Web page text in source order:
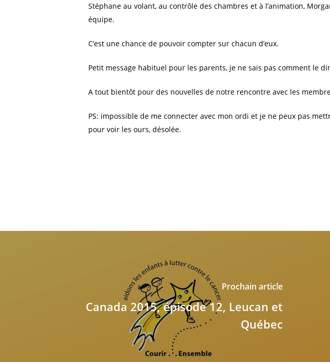
Stéphane au volant, au contrôle des chambres et à l’animation,
équipe.
C’est une chance de pouvoir compter sur chacun d’eux.
Petit message habituel pour les parents, je ne sais pas comment le
A tout bientôt pour des nouvelles de notre rencontre avec les
PS: impossible de me connecter avec mon ordi et je ne peux pas
pour voir les ours, désolée.
Prochain article
Canada 2015, épisode 12, Leucan et
Québec